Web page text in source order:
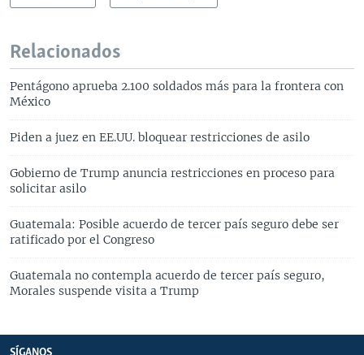
Relacionados
Pentágono aprueba 2.100 soldados más para la frontera con
México
Piden a juez en EE.UU. bloquear restricciones de asilo
Gobierno de Trump anuncia restricciones en proceso para
solicitar asilo
Guatemala: Posible acuerdo de tercer país seguro debe ser
ratificado por el Congreso
Guatemala no contempla acuerdo de tercer país seguro,
Morales suspende visita a Trump
SÍGANOS